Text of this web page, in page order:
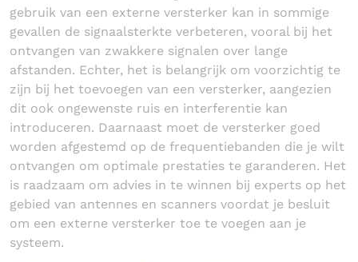
gebruik van een externe versterker kan in sommige
gevallen de signaalsterkte verbeteren, vooral bij het
ontvangen van zwakkere signalen over lange
afstanden. Echter, het is belangrijk om voorzichtig te
zijn bij het toevoegen van een versterker, aangezien
dit ook ongewenste ruis en interferentie kan
introduceren. Daarnaast moet de versterker goed
worden afgestemd op de frequentiebanden die je wilt
ontvangen om optimale prestaties te garanderen. Het
is raadzaam om advies in te winnen bij experts op het
gebied van antennes en scanners voordat je besluit
om een externe versterker toe te voegen aan je
systeem.